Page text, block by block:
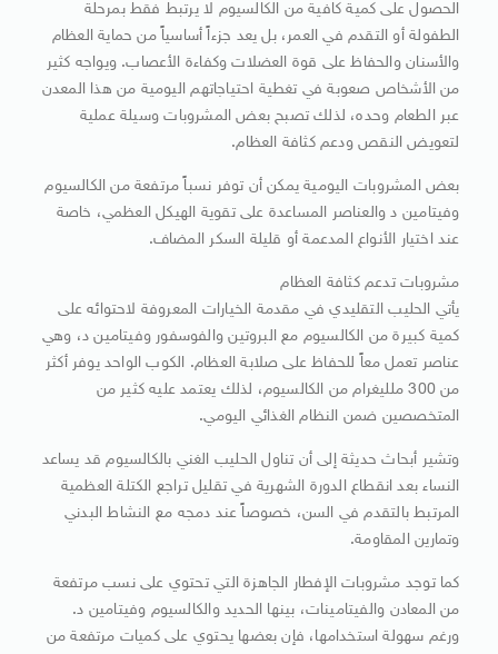
الحصول على كمية كافية من الكالسيوم لا يرتبط فقط بمرحلة
الطفولة أو التقدم في العمر، بل يعد جزءاً أساسياً من حماية العظام
والأسنان والحفاظ على قوة العضلات وكفاءة الأعصاب. ويواجه كثير
من الأشخاص صعوبة في تغطية احتياجاتهم اليومية من هذا المعدن
عبر الطعام وحده، لذلك تصبح بعض المشروبات وسيلة عملية
لتعويض النقص ودعم كثافة العظام.
بعض المشروبات اليومية يمكن أن توفر نسباً مرتفعة من الكالسيوم
وفيتامين د والعناصر المساعدة على تقوية الهيكل العظمي، خاصة
عند اختيار الأنواع المدعمة أو قليلة السكر المضاف.
مشروبات تدعم كثافة العظام
يأتي الحليب التقليدي في مقدمة الخيارات المعروفة لاحتوائه على
كمية كبيرة من الكالسيوم مع البروتين والفوسفور وفيتامين د، وهي
عناصر تعمل معاً للحفاظ على صلابة العظام. الكوب الواحد يوفر أكثر
من 300 ملليغرام من الكالسيوم، لذلك يعتمد عليه كثير من
المتخصصين ضمن النظام الغذائي اليومي.
وتشير أبحاث حديثة إلى أن تناول الحليب الغني بالكالسيوم قد يساعد
النساء بعد انقطاع الدورة الشهرية في تقليل تراجع الكتلة العظمية
المرتبط بالتقدم في السن، خصوصاً عند دمجه مع النشاط البدني
وتمارين المقاومة.
كما توجد مشروبات الإفطار الجاهزة التي تحتوي على نسب مرتفعة
من المعادن والفيتامينات، بينها الحديد والكالسيوم وفيتامين د.
ورغم سهولة استخدامها، فإن بعضها يحتوي على كميات مرتفعة من